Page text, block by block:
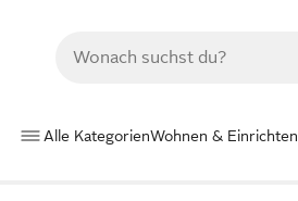
Alle KategorienWohnen & Einrichten